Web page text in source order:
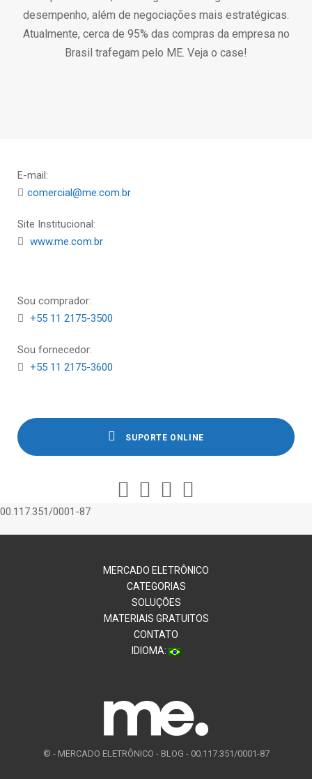
desempenho, além de negociações mais estratégicas.
Atualmente, cerca de 95% das compras da empresa no
Brasil trafegam pelo ME. Veja o case!
E-mail:
comercial@me.com.br
Site Institucional:
www.me.com.br
Sou comprador:
+55 11 2175-3500
Sou fornecedor:
+55 11 2175-3600
SUPORTE ONLINE
00.117.351/0001-87
MERCADO ELETRÔNICO
CATEGORIAS
SOLUÇÕES
MATERIAIS GRATUITOS
CONTATO
IDIOMA:
© - MERCADO ELETRÔNICO - BLOG - 00.117.351/0001-87